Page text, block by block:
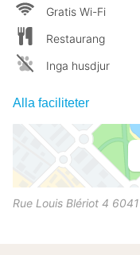
Gratis Wi-Fi
Restaurang
Inga husdjur
Alla faciliteter
Rue Louis Blériot 4 6041